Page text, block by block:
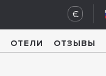
€
ОТЕЛИ ОТЗЫВЫ